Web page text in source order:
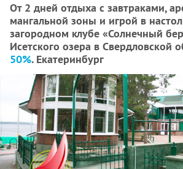
От 2 дней отдыха с завтраками,
мангальной зоны и игрой в
загородном клубе «Солнечный
Исетского озера в Свердловской
50%. Екатеринбург